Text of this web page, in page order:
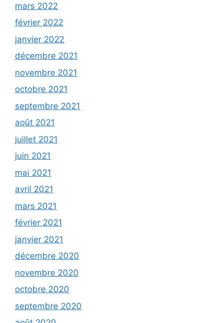
mars 2022
février 2022
janvier 2022
décembre 2021
novembre 2021
octobre 2021
septembre 2021
août 2021
juillet 2021
juin 2021
mai 2021
avril 2021
mars 2021
février 2021
janvier 2021
décembre 2020
novembre 2020
octobre 2020
septembre 2020